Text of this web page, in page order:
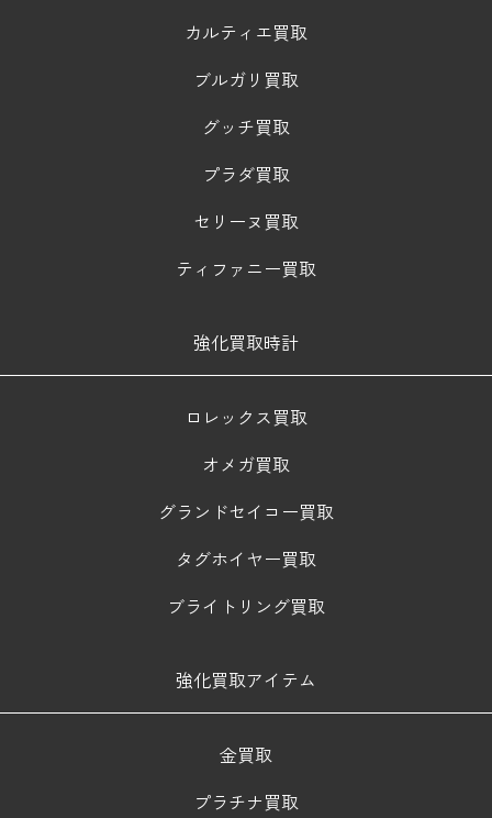
カルティエ買取
ブルガリ買取
グッチ買取
プラダ買取
セリーヌ買取
ティファニー買取
強化買取時計
ロレックス買取
オメガ買取
グランドセイコー買取
タグホイヤー買取
ブライトリング買取
強化買取アイテム
金買取
プラチナ買取